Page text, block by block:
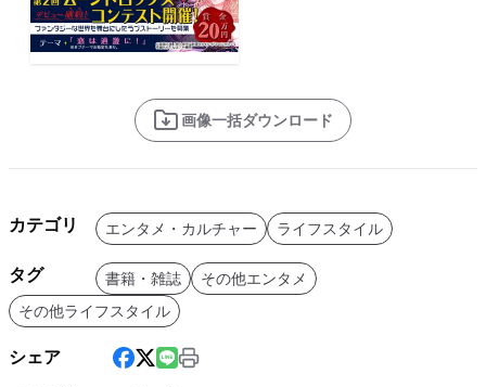
画像一括ダウンロード
カテゴリ エンタメ・カルチャー ライフスタイル
タグ 書籍・雑誌
その他エンタメ
その他ライフスタイル
シェア